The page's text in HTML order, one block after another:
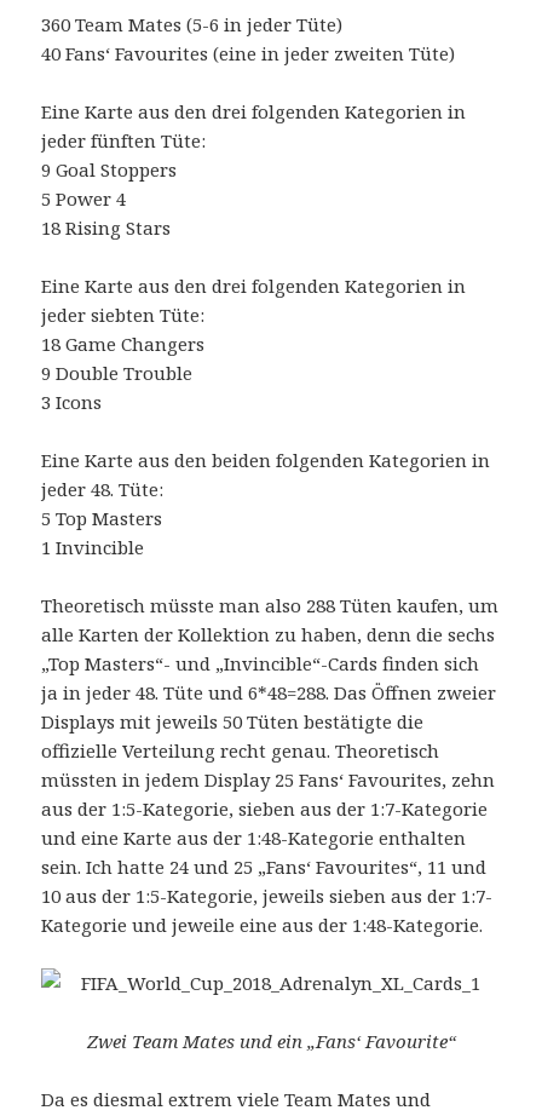
360 Team Mates (5-6 in jeder Tüte)
40 Fans‘ Favourites (eine in jeder zweiten Tüte)
Eine Karte aus den drei folgenden Kategorien in
jeder fünften Tüte:
9 Goal Stoppers
5 Power 4
18 Rising Stars
Eine Karte aus den drei folgenden Kategorien in
jeder siebten Tüte:
18 Game Changers
9 Double Trouble
3 Icons
Eine Karte aus den beiden folgenden Kategorien in
jeder 48. Tüte:
5 Top Masters
1 Invincible
Theoretisch müsste man also 288 Tüten kaufen, um
alle Karten der Kollektion zu haben, denn die sechs
„Top Masters“- und „Invincible“-Cards finden sich
ja in jeder 48. Tüte und 6*48=288. Das Öffnen zweier
Displays mit jeweils 50 Tüten bestätigte die
offizielle Verteilung recht genau. Theoretisch
müssten in jedem Display 25 Fans‘ Favourites, zehn
aus der 1:5-Kategorie, sieben aus der 1:7-Kategorie
und eine Karte aus der 1:48-Kategorie enthalten
sein. Ich hatte 24 und 25 „Fans‘ Favourites“, 11 und
10 aus der 1:5-Kategorie, jeweils sieben aus der 1:7-
Kategorie und jeweile eine aus der 1:48-Kategorie.
Zwei Team Mates und ein „Fans‘ Favourite“
Da es diesmal extrem viele Team Mates und